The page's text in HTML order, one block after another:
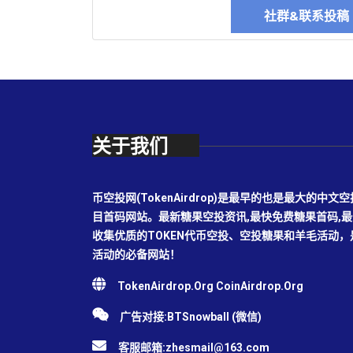
社群&联系投
关于我们
币空投网(TokenAirdrop)是最早的也是最大的中文
目首码网站。最新糖果空投资讯,最快免费糖果首码,
收集优质的TOKEN代币空投、空投糖果和羊毛活动
活动的必备网站！
TokenAirdrop.Org CoinAirdrop.Org
广告对接:BTSnowball (微信)
客服邮箱:zhesmail@163.com